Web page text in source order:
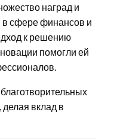
наград и
в сфере финансов и
к решению
помогли ей
вклад в